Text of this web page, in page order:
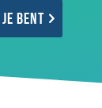
bent